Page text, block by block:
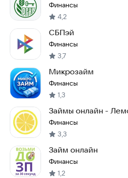
Финансы
4,2
СБПэй
Финансы
3,7
Микрозайм
Финансы
1,3
Займы онлайн -
Финансы
3,3
Займ онлайн
Финансы
1,2